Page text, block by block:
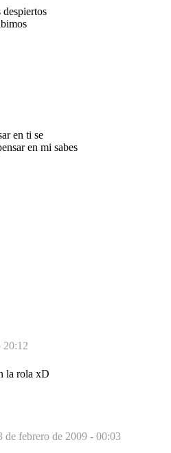
despiertos
en ti se
en mi sabes
20:12
la rola xD
de febrero de 2009 - 00:03